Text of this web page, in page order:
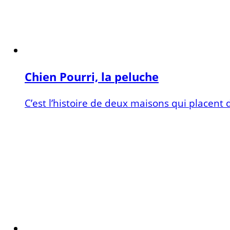
Chien Pourri, la peluche
C’est l’histoire de deux maisons qui